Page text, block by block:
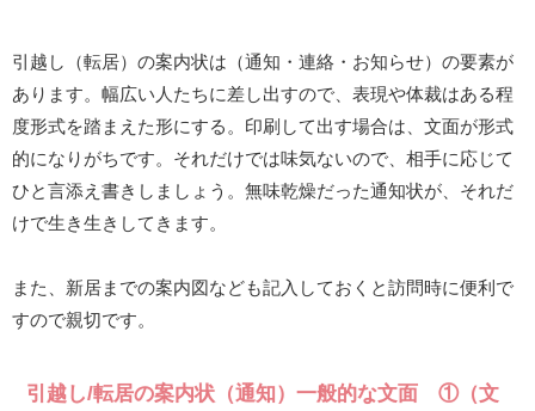
引越し（転居）の案内状は（通知・連絡・お知らせ）の要素が
あります。幅広い人たちに差し出すので、表現や体裁はある程
度形式を踏まえた形にする。印刷して出す場合は、文面が形式
的になりがちです。それだけでは味気ないので、相手に応じて
ひと言添え書きしましょう。無味乾燥だった通知状が、それだ
けで生き生きしてきます。
また、新居までの案内図なども記入しておくと訪問時に便利で
すので親切です。
引越し/転居の案内状（通知）一般的な文面 ①（文